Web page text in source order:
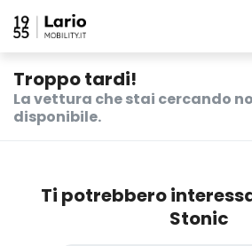
Troppo tardi!
La vettura che stai cercando
disponibile.
Ti potrebbero
Stonic